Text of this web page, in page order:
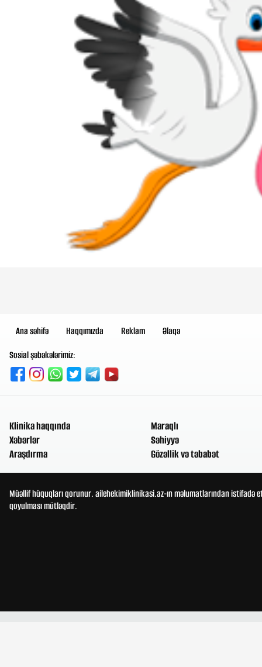
Ana səhifə Haqqımızda Reklam
Əlaqə
Sosial şəbəkələrimiz:
Klinika haqqında
Xəbərlər
Araşdırma
Maraqlı
Səhiyyə
Gözəllik və təbabət
Müəllif hüquqları qorunur. ailehekimiklinikasi.az-ın məlumatlarından
qoyulması mütləqdir.